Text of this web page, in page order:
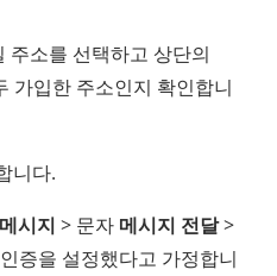
주소를 선택하고 상단의
가입한 주소인지 확인합니
니다.
메시지 > 문자 메시지 전달>
증을 설정했다고 가정합니